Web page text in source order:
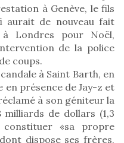
à Genève, le fils
aurait de nouveau fait
à Londres pour Noël,
de la police
coups.
à Saint Barth, en
en présence de Jay-z et
à son géniteur la
milliards de dollars (1,3
constituer «sa propre
dispose ses frères.